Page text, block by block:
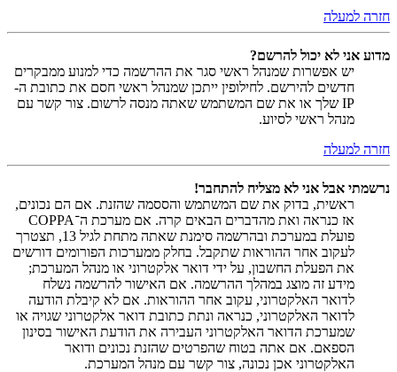
חזרה למעלה
מדוע אני לא יכול להרשם?
יש אפשרות שמנהל ראשי סגר את ההרשמה כדי למנוע ממבקרים
חדשים להירשם. לחילופין ייתכן שמנהל ראשי חסם את כתובת ה-
IP שלך או את שם המשתמש שאתה מנסה לרשום. צור קשר עם
מנהל ראשי לסיוע.
חזרה למעלה
נרשמתי אבל אני לא מצליח להתחבר!
ראשית, בדוק את שם המשתמש והססמה שהזנת. אם הם נכונים,
אז כנראה ואת מהדברים הבאים קרה. אם מערכת ה־COPPA
פועלת במערכת ובהרשמה סימנת שאתה מתחת לגיל 13, תצטרך
לעקוב אחר ההוראות שתקבל. בחלק ממערכות הפורומים דורשים
את הפעלת החשבון, על ידי דואר אלקטרוני או מנהל המערכת;
מידע זה מוצג במהלך ההרשמה. אם האישור להרשמה נשלח
לדואר האלקטרוני, עקוב אחר ההוראות. אם לא קיבלת הודעה
לדואר האלקטרוני, כנראה ונתת כתובת דואר אלקטרוני שגויה או
שמערכת הדואר האלקטרוני העבירה את הודעת האישור בסינון
הספאם. אם אתה בטוח שהפרטים שהזנת נכונים ודואר
האלקטרוני אכן נכונה, צור קשר עם מנהל המערכת.